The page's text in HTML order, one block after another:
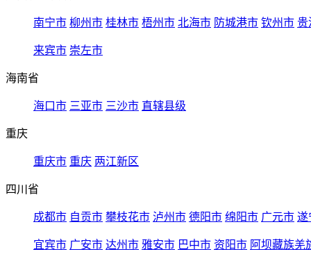
南宁市 柳州市 桂林市 梧州市 北海市 防城港市 钦州市 贵
来宾市 崇左市
海南省
海口市 三亚市 三沙市 直辖县级
重庆
重庆市 重庆 两江新区
四川省
成都市 自贡市 攀枝花市 泸州市 德阳市 绵阳市 广元市 遂
宜宾市 广安市 达州市 雅安市 巴中市 资阳市 阿坝藏族羌